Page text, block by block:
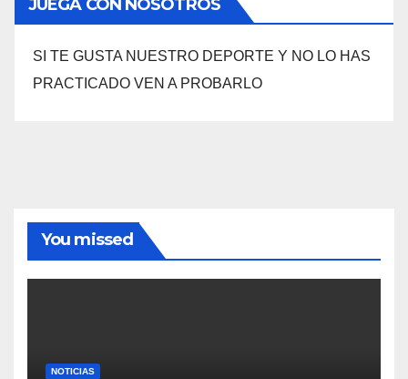
JUEGA CON NOSOTROS
SI TE GUSTA NUESTRO DEPORTE Y NO LO HAS
PRACTICADO VEN A PROBARLO
You missed
NOTICIAS